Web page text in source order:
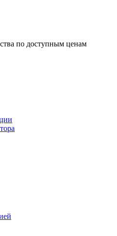
по доступным ценам